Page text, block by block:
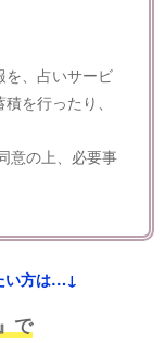
を、占いサービ
を行ったり、
意の上、必要事
い方は…↓
で